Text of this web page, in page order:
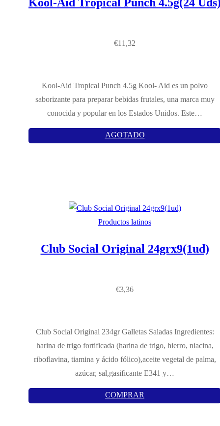
Kool-Aid Tropical Punch 4.5g(24
€11,32
Kool-Aid Tropical Punch 4.5g Kool- Aid es un polvo
saborizante para preparar bebidas frutales, una marca muy
conocida y popular en los Estados Unidos. Este…
AGOTADO
Productos latinos
Club Social Original 24grx9(1ud)
€3,36
Club Social Original 234gr Galletas Saladas Ingredientes:
harina de trigo fortificada (harina de trigo, hierro, niacina,
riboflavina, tiamina y ácido fólico),aceite vegetal de palma,
azúcar, sal,gasificante E341 y…
COMPRAR